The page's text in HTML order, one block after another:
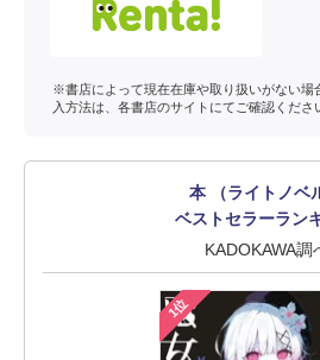
※書店によって現在在庫や取り扱いがない場
入方法は、各書店のサイトにてご確認くださ
本 （ライトノベ
ベストセラーラン
KADOKAWA調
1位